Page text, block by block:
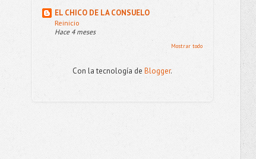
EL CHICO DE LA CONSUELO
Reinicio
Hace 4 meses
Mostrar todo
Con la tecnología de Blogger.